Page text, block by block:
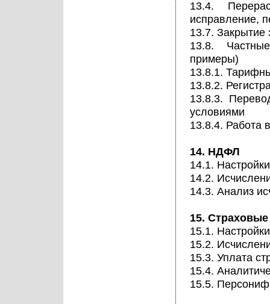
13.4.
исправление,
13.7. Закрытие
13.8.
примеры)
13.8.1.
13.8.2.
13.8.3.
условиями
13.8.4. Работа
14. НДФЛ
14.1.
14.2.
14.3. Анализ
15.
15.1.
15.2.
15.3. Уплата
15.4.
15.5.